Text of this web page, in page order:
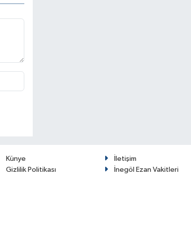
Künye
İletişim
Gizlilik Politikası
İnegöl Ezan Vakitleri